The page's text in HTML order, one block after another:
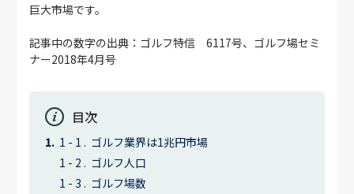
巨大市場です。
記事中の数字の出典：ゴルフ特信 6117号、ゴルフ場セミ
ナー2018年4月号
目次
ゴルフ業界は1兆円市場
ゴルフ人口
ゴルフ場数